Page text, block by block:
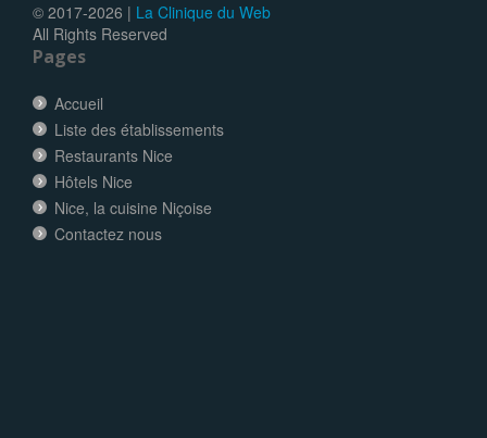
© 2017-2026 | La Clinique du Web
All Rights Reserved
Pages
Accueil
Liste des établissements
Restaurants Nice
Hôtels Nice
Nice, la cuisine Niçoise
Contactez nous